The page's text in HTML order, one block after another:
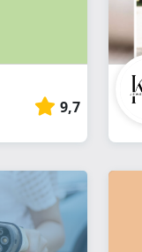
9,7